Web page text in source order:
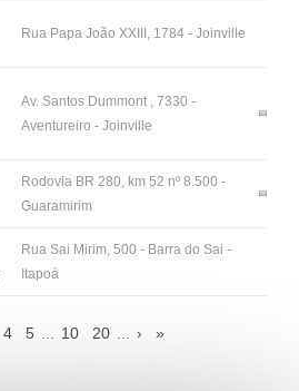
Rua Papa João XXIII, 1784 - Joinville
Av. Santos Dummont , 7330 -
Aventureiro - Joinville
Rodovia BR 280, km 52 nº 8.500 -
Guaramirim
Rua Sai Mirim, 500 - Barra do Sai -
Itapoá
4 5 10 20 › »